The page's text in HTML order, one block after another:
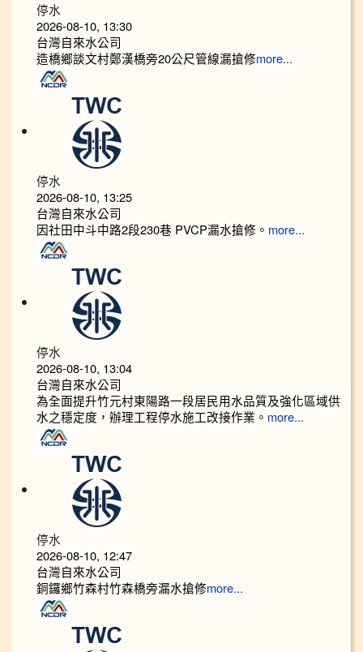
停水
2026-08-10, 13:30
台灣自來水公司
造橋鄉談文村鄭漢橋旁20公尺管線漏搶修more...
停水
2026-08-10, 13:25
台灣自來水公司
因社田中斗中路2段230巷 PVCP漏水搶修。 more...
停水
2026-08-10, 13:04
台灣自來水公司
為全面提升竹元村東陽路一段居民用水品質及強化區域供
水之穩定度，辦理工程停水施工改接作業。 more...
停水
2026-08-10, 12:47
台灣自來水公司
銅鑼鄉竹森村竹森橋旁漏水搶修more...